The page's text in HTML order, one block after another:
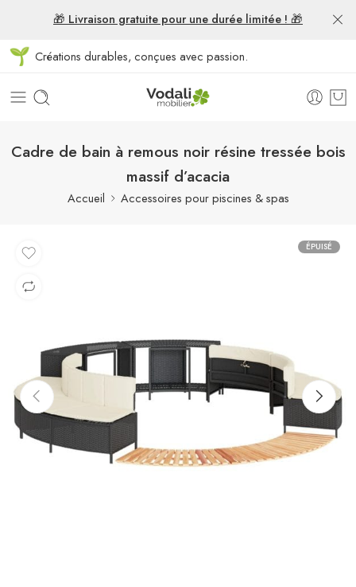
🎁 Livraison gratuite pour une durée limitée ! 🎁
Créations durables, conçues avec passion.
Cadre de bain à remous noir résine tressée bois
massif d’acacia
Accueil Accessoires pour piscines & spas
ÉPUISÉ